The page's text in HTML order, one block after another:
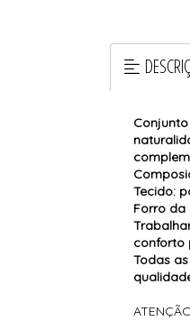
Tecido:
Forro da
conforto
Todas